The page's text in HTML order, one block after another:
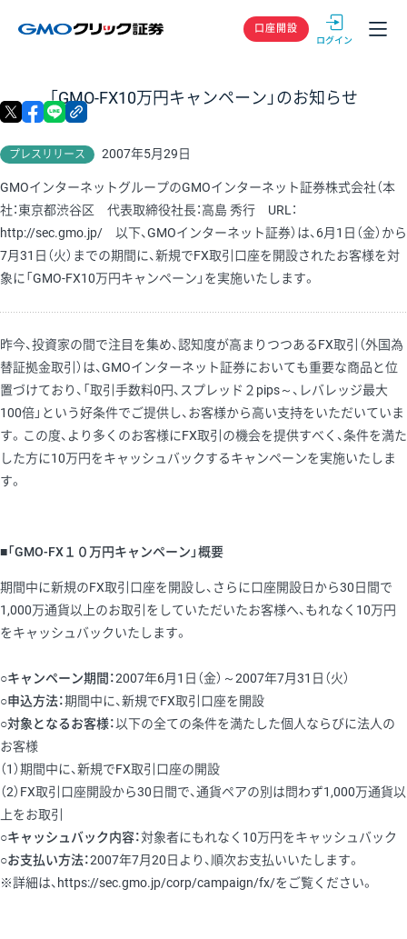
GMOクリック
口座開設
「GMO-FX10万円キャンペーン」のお知らせ
プレスリリース 2007年5月29日
X facebook
GMOインターネットグループのGMOインターネット証券株式会社（本
社：東京都渋谷区 代表取締役社長：高島 秀行 URL：
http://sec.gmo.jp/ 以下、GMOインターネット証券）は、6月1日（金）から
7月31日（火）までの期間に、新規でFX取引口座を開設されたお客様を対
象に「GMO-FX10万円キャンペーン」を実施いたします。
昨今、投資家の間で注目を集め、認知度が高まりつつあるFX取引（外国為
替証拠金取引）は、GMOインターネット証券においても重要な商品と位
置づけており、「取引手数料0円、スプレッド２pips～、レバレッジ最大
100倍」という好条件でご提供し、お客様から高い支持をいただいていま
す。この度、より多くのお客様にFX取引の機会を提供すべく、条件を満た
した方に10万円をキャッシュバックするキャンペーンを実施いたしま
す。
■「GMO-FX１０万円キャンペーン」概要
期間中に新規のFX取引口座を開設し、さらに口座開設日から30日間で
1,000万通貨以上のお取引をしていただいたお客様へ、もれなく10万円
をキャッシュバックいたします。
○キャンペーン期間：2007年6月1日（金）～2007年7月31日（火）
○申込方法：期間中に、新規でFX取引口座を開設
○対象となるお客様：以下の全ての条件を満たした個人ならびに法人の
お客様
（1）期間中に、新規でFX取引口座の開設
（2）FX取引口座開設から30日間で、通貨ペアの別は問わず1,000万通貨以
上をお取引
○キャッシュバック内容：対象者にもれなく10万円をキャッシュバック
○お支払い方法：2007年7月20日より、順次お支払いいたします。
※詳細は、https://sec.gmo.jp/corp/campaign/fx/をご覧ください。